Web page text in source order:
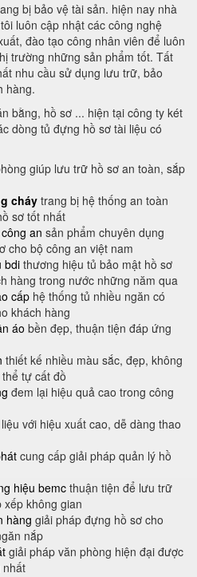
bị bảo vệ tài sản. hiện nay nhà
luôn cập nhật các công nghệ
đào tạo công nhân viên để luôn
trường những sản phẩm tốt. Tất
nhu cầu sử dụng lưu trữ, bảo
hàng.
bằng, hồ sơ ... hiện tại công ty két
dòng tủ đựng hồ sơ tài liệu có
giúp lưu trữ hồ sơ an toàn, sắp
cháy trang bị hệ thống an toàn
sơ tốt nhất
an sản phẩm chuyên dụng
cho bộ công an việt nam
bdi thương hiệu tủ bảo mật hồ sơ
hàng trong nước những năm qua
cấp hệ thống tủ nhiều ngăn có
khách hàng
áo bền đẹp, thuận tiện đáp ứng
thiết kế nhiều màu sắc, đẹp, không
tự cất đồ
đem lại hiệu quả cao trong công
với hiệu xuất cao, dễ dàng thao
cung cấp giải pháp quản lý hồ
hiệu bemc thuận tiện để lưu trữ
không gian
hàng giải pháp đựng hồ sơ cho
nắp
giải pháp văn phòng hiện đại được
nhất